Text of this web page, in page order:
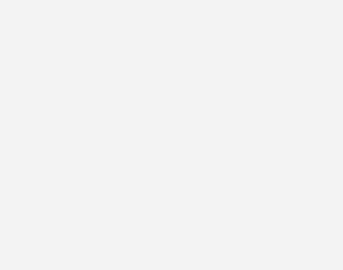
Landwirtschaft und erneuerbare Energie.
Batterien aus
neue Cybersicherheitsvorgaben
Location. Franz-Josef und Stefan
im Interview.